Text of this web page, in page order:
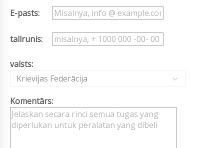
E-pasts:
tallrunis:
valsts:
Krievijas Federācija
Komentārs: